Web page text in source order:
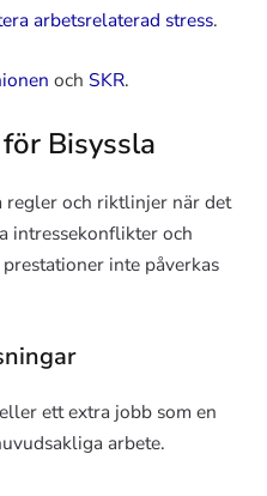
arbetsrelaterad stress.
och SKR.
Bisyssla
regler och riktlinjer när det
intressekonflikter och
inte påverkas
ett extra jobb som en
arbete.